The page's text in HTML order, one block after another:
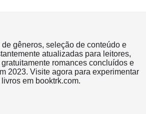
gêneros, seleção de conteúdo e
atualizadas para leitores,
romances concluídos e
2023. Visite agora para experimentar
em booktrk.com.